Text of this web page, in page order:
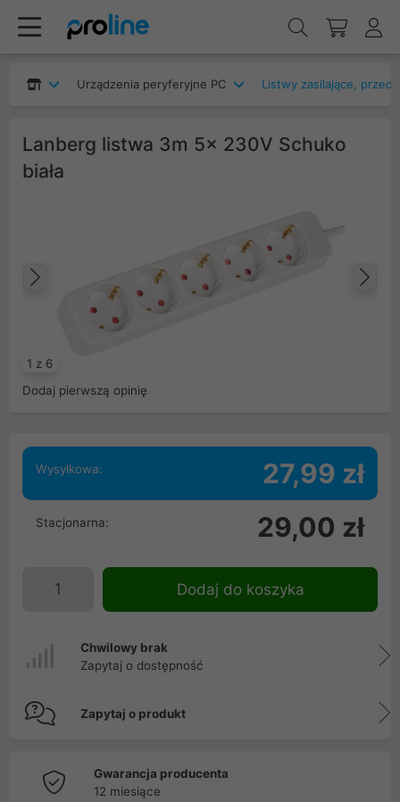
Urządzenia peryferyjne PC Listwy zasilające,
Lanberg listwa 3m 5x 230V Schuko
biała
1 z 6
Poprzedni
Dodaj pierwszą opinię
Wysyłkowa: 27,99 zł
Stacjonarna: 29,00 zł
Dodaj do koszyka
Chwilowy brak
Zapytaj o dostępność
Zapytaj o produkt
Gwarancja producenta
12 miesiące